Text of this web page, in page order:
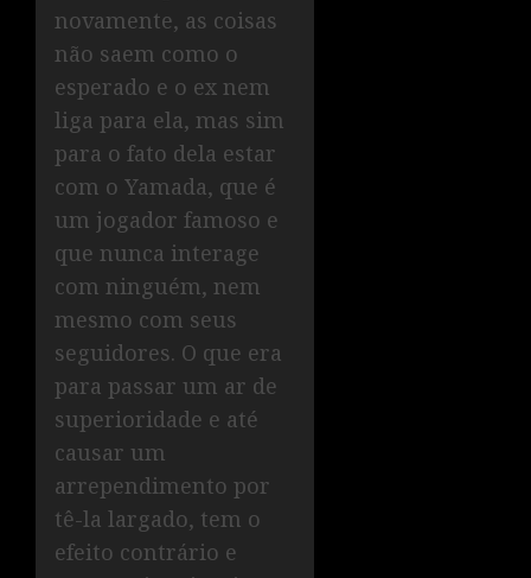
novamente, as coisas
não saem como o
esperado e o ex nem
liga para ela, mas sim
para o fato dela estar
com o Yamada, que é
um jogador famoso e
que nunca interage
com ninguém, nem
mesmo com seus
seguidores. O que era
para passar um ar de
superioridade e até
causar um
arrependimento por
tê-la largado, tem o
efeito contrário e